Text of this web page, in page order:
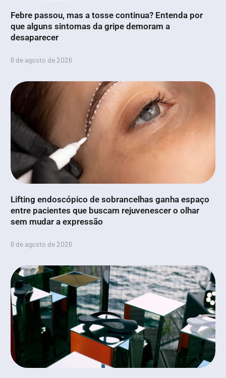
Febre passou, mas a tosse continua? Entenda por
que alguns sintomas da gripe demoram a
desaparecer
6 de agosto de 2026
Lifting endoscópico de sobrancelhas ganha espaço
entre pacientes que buscam rejuvenescer o olhar
sem mudar a expressão
6 de agosto de 2026